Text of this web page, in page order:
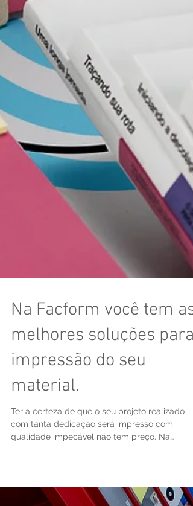
Na Facform você tem as
melhores soluções para
impressão do seu
material.
Ter a certeza de que o seu projeto realizado
qualidade impecável não tem preço. Na